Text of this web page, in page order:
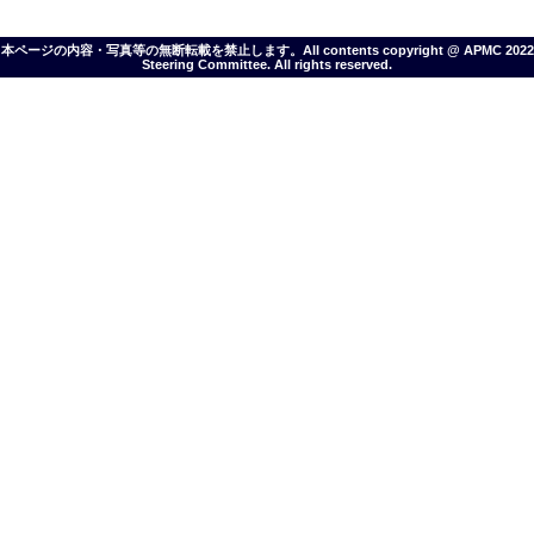
本ページの内容・写真等の無断転載を禁止します。All contents copyright @ APMC 2022
Steering Committee. All rights reserved.